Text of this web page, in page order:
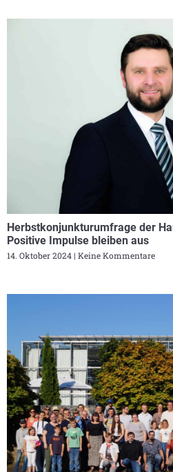
Herbstkonjunkturumfrage der
Positive Impulse bleiben aus
14. Oktober 2024 Keine Kommentare